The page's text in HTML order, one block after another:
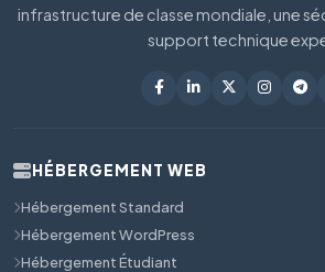
infrastructure de classe mondiale, une
support technique
HÉBERGEMENT WEB
Hébergement Standard
Hébergement WordPress
Hébergement Étudiant